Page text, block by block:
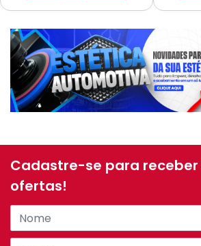
Cadastre-se para receber
ofertas!